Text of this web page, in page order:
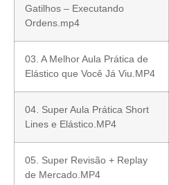
Gatilhos – Executando
Ordens.mp4
03. A Melhor Aula Prática de
Elástico que Você Já Viu.MP4
04. Super Aula Prática Short
Lines e Elástico.MP4
05. Super Revisão + Replay
de Mercado.MP4